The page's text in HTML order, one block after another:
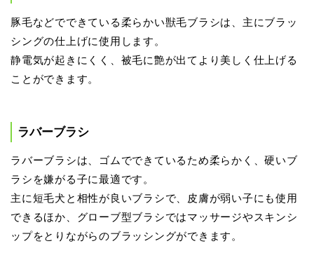
豚毛などでできている柔らかい獣毛ブラシは、主にブラッ
シングの仕上げに使用します。
静電気が起きにくく、被毛に艶が出てより美しく仕上げる
ことができます。
ラバーブラシ
ラバーブラシは、ゴムでできているため柔らかく、硬いブ
ラシを嫌がる子に最適です。
主に短毛犬と相性が良いブラシで、皮膚が弱い子にも使用
できるほか、グローブ型ブラシではマッサージやスキンシ
ップをとりながらのブラッシングができます。